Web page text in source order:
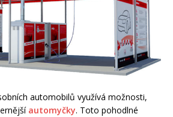
automobilů využívá možnosti,
automyčky. Toto pohodlné